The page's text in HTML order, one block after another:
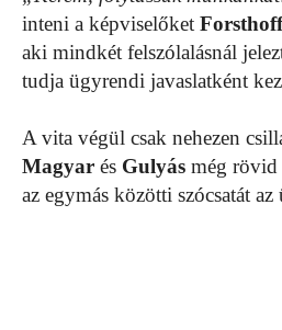
inteni a képviselőket
aki mindkét felszólalásnál
tudja ügyrendi javaslatként
A vita végül csak nehezen
Magyar és Gulyás még
az egymás közötti szócsatát az